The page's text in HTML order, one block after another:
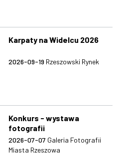
Karpaty na Widelcu 2026
2026-09-19 Rzeszowski Rynek
Konkurs - wystawa
fotografii
2026-07-07 Galeria Fotografii
Miasta Rzeszowa